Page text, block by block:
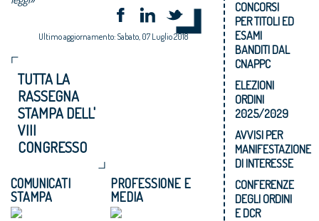
Ultimo aggiornamento: Sabato, 07 Luglio 2018
TUTTA LA
RASSEGNA
STAMPA DELL'
VIII
CONGRESSO
COMUNICATI
STAMPA
PROFESSIONE E
MEDIA
CONCORSI
PER TITOLI ED
ESAMI
BANDITI DAL
CNAPPC
ELEZIONI
ORDINI
2025/2029
AVVISI PER
MANIFESTAZIONE
DI INTERESSE
CONFERENZE
DEGLI ORDINI
E DCR